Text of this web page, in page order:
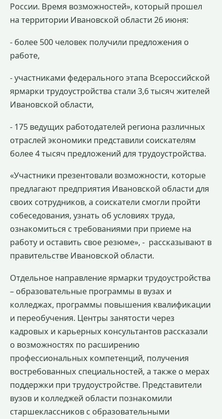
России. Время возможностей», который прошел
на территории Ивановской области 26 июня:
- более 500 человек получили предложения о
работе,
- участниками федерального этапа Всероссийской
ярмарки трудоустройства стали 3,6 тысяч жителей
Ивановской области,
- 175 ведущих работодателей региона различных
отраслей экономики представили соискателям
более 4 тысяч предложений для трудоустройства.
«Участники презентовали возможности, которые
предлагают предприятия Ивановской области для
своих сотрудников, а соискатели смогли пройти
собеседования, узнать об условиях труда,
ознакомиться с требованиями при приеме на
работу и оставить свое резюме», - рассказывают в
правительстве Ивановской области.
Отдельное направление ярмарки трудоустройства
– образовательные программы в вузах и
колледжах, программы повышения квалификации
и переобучения. Центры занятости через
кадровых и карьерных консультантов рассказали
о возможностях по расширению
профессиональных компетенций, получения
востребованных специальностей, а также о мерах
поддержки при трудоустройстве. Представители
вузов и колледжей области познакомили
старшеклассников с образовательными